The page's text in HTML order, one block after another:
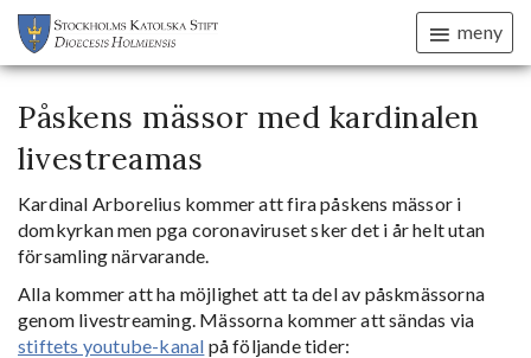
meny
Påskens mässor med kardinalen
livestreamas
Kardinal Arborelius kommer att fira påskens mässor i
domkyrkan men pga coronaviruset sker det i år helt utan
församling närvarande.
Alla kommer att ha möjlighet att ta del av påskmässorna
genom livestreaming. Mässorna kommer att sändas via
stiftets youtube-kanal på följande tider: